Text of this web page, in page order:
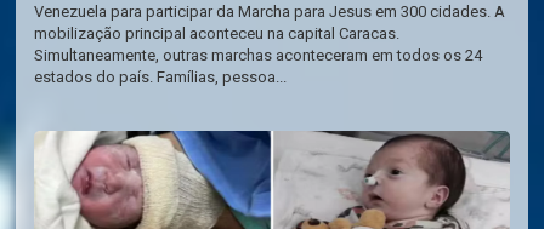
Venezuela para participar da Marcha para Jesus em 300 cidades. A
mobilização principal aconteceu na capital Caracas.
Simultaneamente, outras marchas aconteceram em todos os 24
estados do país. Famílias, pessoa...